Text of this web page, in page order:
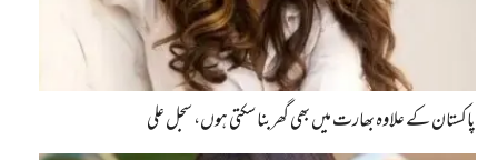
پاکستان کے علاوہ بھارت میں بھی گھربنا سکتی ہوں، سجل علی